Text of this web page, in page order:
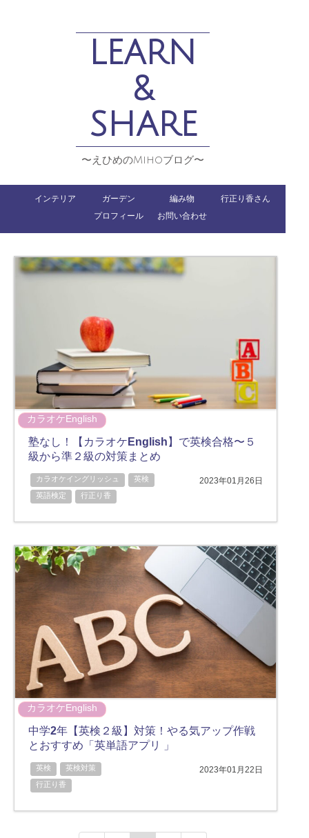
LEARN
&
SHARE
〜えひめのMihoブログ〜
インテリア ガーデン 編み物
行正り香さん
プロフィール
お問い合わせ
カラオケEnglish
塾なし！【カラオケEnglish】で英検合格〜５
級から準２級の対策まとめ
カラオケイングリッシュ
英検
英語検定
行正り香
2023年01月26日
カラオケEnglish
中学2年【英検２級】対策！やる気アップ作戦
とおすすめ「英単語アプリ 」
英検
英検対策
行正り香
2023年01月22日